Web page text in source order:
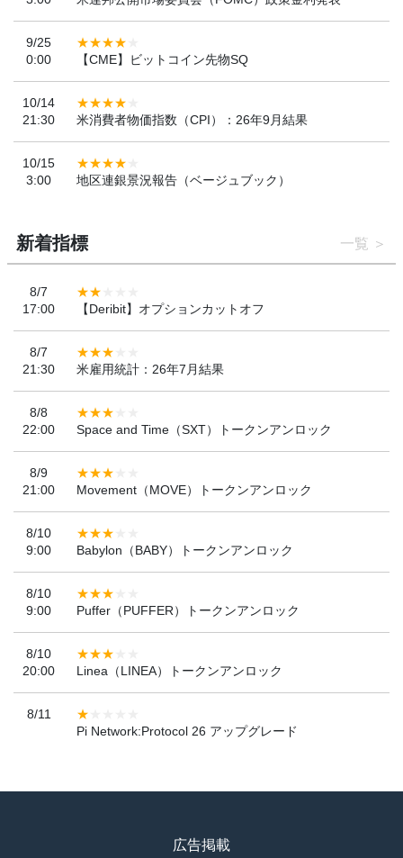
9/25
0:00
【CME】ビットコイン先物SQ
10/14
21:30
米消費者物価指数（CPI）：26年9月結果
10/15
3:00
地区連銀景況報告（ベージュブック）
新着指標 一覧
8/7
17:00
【Deribit】オプションカットオフ
8/7
21:30
米雇用統計：26年7月結果
8/8
22:00
Space and Time（SXT）トークンアンロック
8/9
21:00
Movement（MOVE）トークンアンロック
8/10
9:00
Babylon（BABY）トークンアンロック
8/10
9:00
Puffer（PUFFER）トークンアンロック
8/10
20:00
Linea（LINEA）トークンアンロック
8/11
Pi Network:Protocol 26 アップグレード
広告掲載